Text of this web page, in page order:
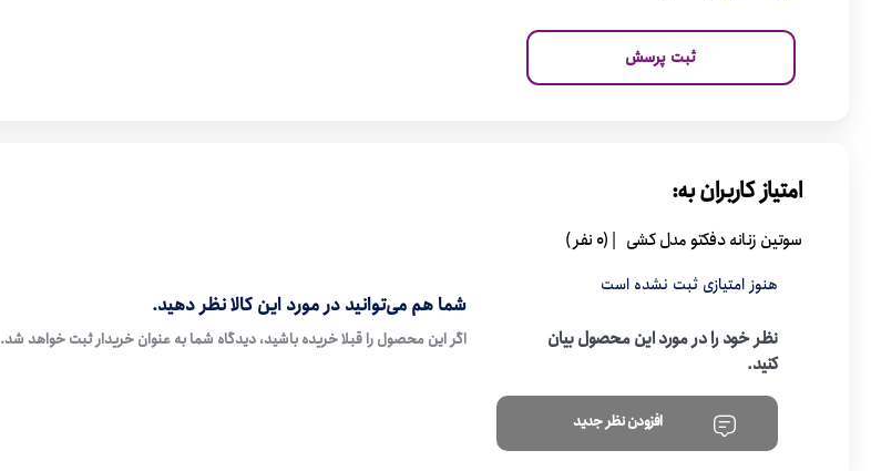
ثبت پرسش
امتیاز کاربران به:
سوتین زنانه دفکتو مدل کشی | (0 نفر )
هنوز امتیازی ثبت نشده است
نظر خود را در مورد این محصول بیان
کنید.
افزودن نظر جدید
شما هم می‌توانید در مورد این کالا نظر دهید.
اگر این محصول را قبلا خریده باشید، دیدگاه شما به عنوان خریدار ثبت خواهد شد.